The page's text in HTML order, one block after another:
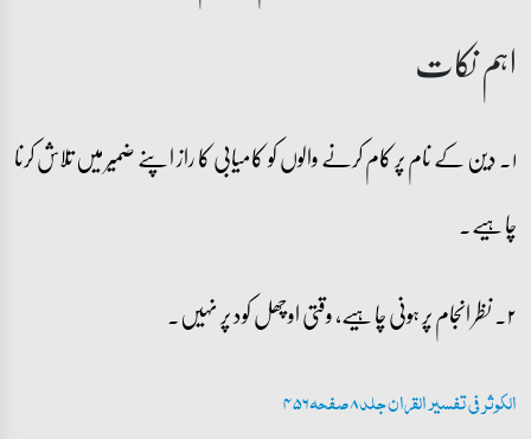
اہم نکات
۱۔ دین کے نام پر کام کرنے والوں کو کامیابی کا راز اپنے ضمیر میں تلاش کرنا
چاہیے۔
۲۔ نظر انجام پر ہونی چاہیے، وقتی اوچھل کود پر نہیں۔
الکوثر فی تفسیر القران جلد 8 صفحہ 456